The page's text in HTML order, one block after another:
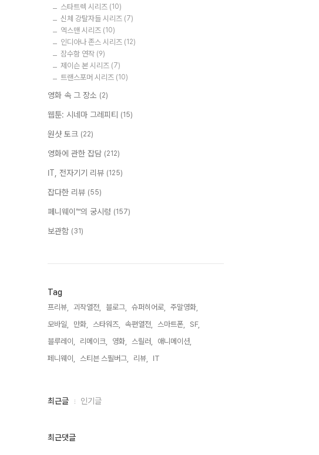
스타트렉 시리즈 (10)
신체 강탈자들 시리즈 (7)
엑스맨 시리즈 (10)
인디아나 존스 시리즈 (12)
잠수함 연작 (9)
제이슨 본 시리즈 (7)
트랜스포머 시리즈 (10)
영화 속 그 장소 (2)
웹툰: 시네마 그레피티 (15)
원샷 토크 (22)
영화에 관한 잡담 (212)
IT, 전자기기 리뷰 (125)
잡다한 리뷰 (55)
페니웨이™의 궁시렁 (157)
보관함 (31)
Tag
프리뷰, 괴작열전, 블로그, 슈퍼히어로,
주말영화,
모바일,
만화, 스타워즈, 속편열전, 스마트폰,
SF,
블루레이,
리메이크, 영화, 스릴러,
애니메이션,
페니웨이,
스티븐 스필버그, 리뷰, IT,
최
인
최근글 인기글
최근댓글